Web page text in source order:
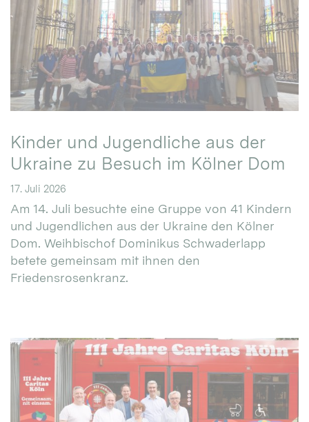
Kinder und Jugendliche aus der
Ukraine zu Besuch im Kölner Dom
17. Juli 2026
Am 14. Juli besuchte eine Gruppe von 41 Kindern
und Jugendlichen aus der Ukraine den Kölner
Dom. Weihbischof Dominikus Schwaderlapp
betete gemeinsam mit ihnen den
Friedensrosenkranz.